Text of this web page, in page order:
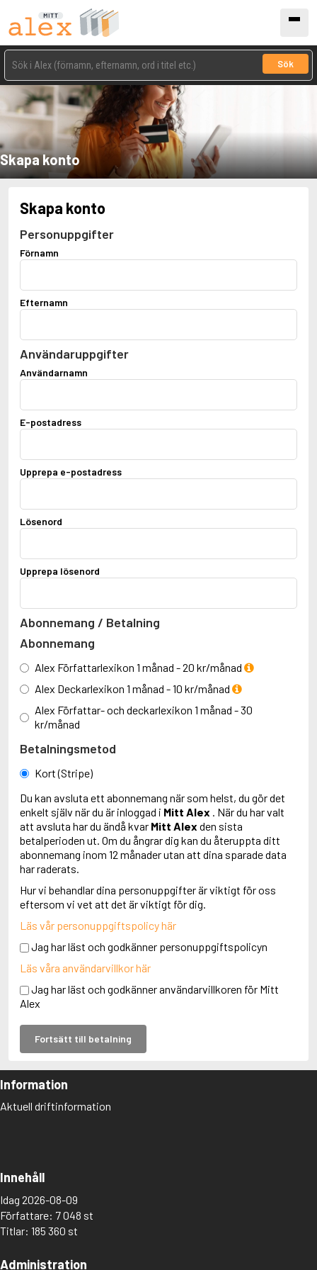
Sök
Skapa konto
Skapa konto
Personuppgifter
Förnamn
Efternamn
Användaruppgifter
Användarnamn
E-postadress
Upprepa e-postadress
Lösenord
Upprepa lösenord
Abonnemang / Betalning
Abonnemang
Alex Författarlexikon 1 månad - 20 kr/månad
Alex Deckarlexikon 1 månad - 10 kr/månad
Alex Författar- och deckarlexikon 1 månad - 30
kr/månad
Betalningsmetod
Kort (Stripe)
Du kan avsluta ett abonnemang när som helst, du gör det
enkelt själv när du är inloggad i Mitt Alex . När du har valt
att avsluta har du ändå kvar Mitt Alex den sista
betalperioden ut. Om du ångrar dig kan du återuppta ditt
abonnemang inom 12 månader utan att dina sparade data
har raderats.
Hur vi behandlar dina personuppgifter är viktigt för oss
eftersom vi vet att det är viktigt för dig.
Läs vår personuppgiftspolicy här
Jag har läst och godkänner personuppgiftspolicyn
Läs våra användarvillkor här
Jag har läst och godkänner användarvillkoren för Mitt
Alex
Fortsätt till betalning
Information
Aktuell driftinformation
Innehåll
Idag 2026-08-09
Författare: 7 048 st
Titlar: 185 360 st
Administration